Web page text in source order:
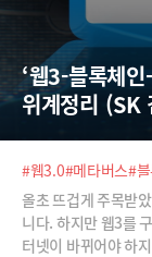
‘웹3-블록체
위계정리 (SK
#웹3.0#메타버스#
올초 뜨겁게 주목받
니다. 하지만 웹3를
터넷이 바뀌어야 하